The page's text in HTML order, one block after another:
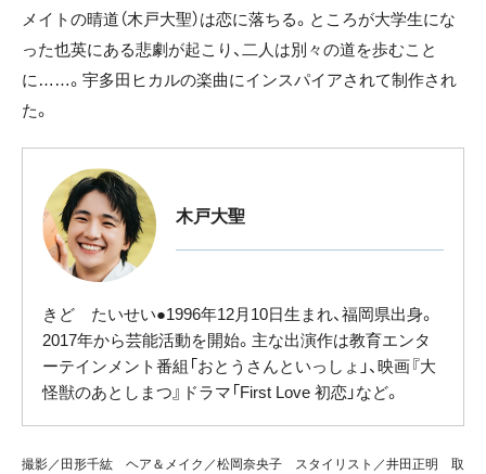
メイトの晴道（木戸大聖）は恋に落ちる。ところが大学生にな
った也英にある悲劇が起こり、二人は別々の道を歩むこと
に……。宇多田ヒカルの楽曲にインスパイアされて制作され
た。
木戸大聖
きど たいせい●1996年12月10日生まれ、福岡県出身。
2017年から芸能活動を開始。主な出演作は教育エンタ
ーテインメント番組「おとうさんといっしょ」、映画『大
怪獣のあとしまつ』ドラマ「First Love 初恋」など。
撮影／田形千紘 ヘア＆メイク／松岡奈央子 スタイリスト／井田正明 取